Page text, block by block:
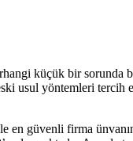
küçük bir sorunda
usul yöntemleri tercih
en güvenli firma